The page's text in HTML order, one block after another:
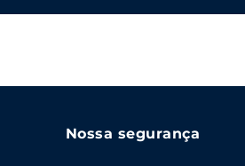
Nossa segurança